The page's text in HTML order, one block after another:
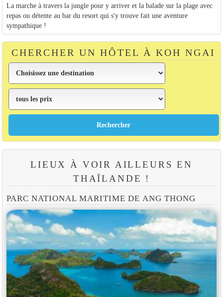
La marche à travers la jungle pour y arriver et la balade sur la plage avec
repas ou détente au bar du resort qui s'y trouve fait une aventure
sympathique !
CHERCHER UN HÔTEL À KOH NGAI
LIEUX À VOIR AILLEURS EN
THAÏLANDE !
PARC NATIONAL MARITIME DE ANG THONG